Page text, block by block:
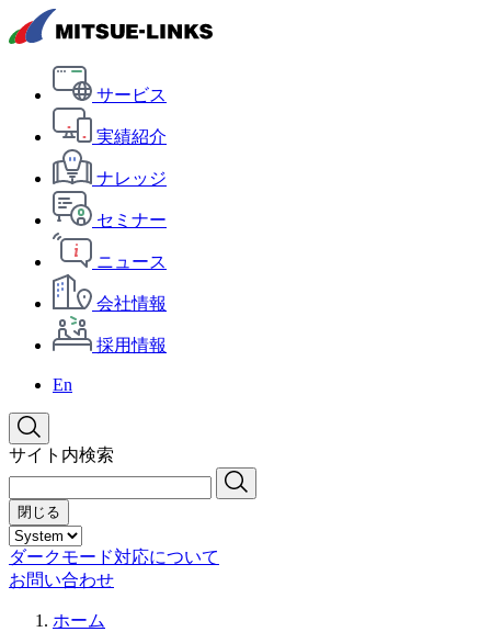
サービス
実績紹介
ナレッジ
セミナー
ニュース
会社情報
採用情報
En
サイト内検索
閉じる
ダークモード対応について
お問い合わせ
ホーム